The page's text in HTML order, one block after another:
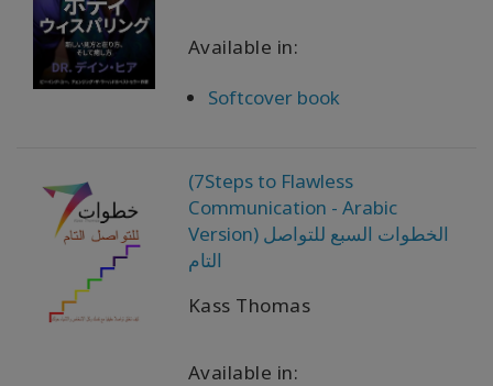
ACCESSORIES
SEARCH
ク
Available in:
Softcover book
(7Steps to Flawless
Communication - Arabic
Version) الخطوات السبع للتواصل
التام
Kass Thomas
Available in: